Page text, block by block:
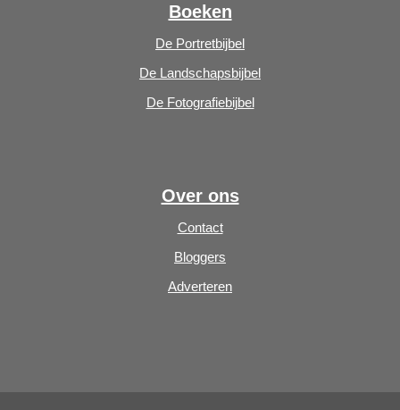
Boeken
De Portretbijbel
De Landschapsbijbel
De Fotografiebijbel
Over ons
Contact
Bloggers
Adverteren